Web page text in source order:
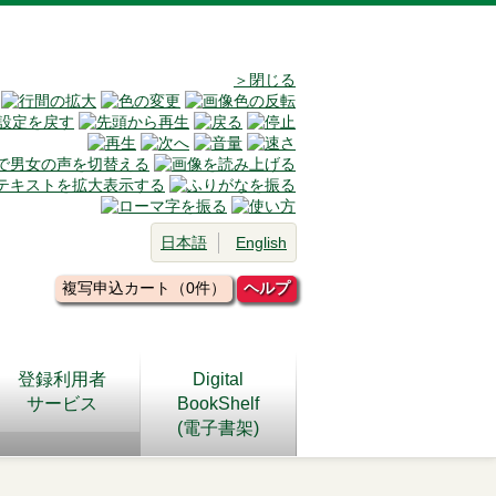
＞閉じる
日本語 English
複写申込カート（0件） ヘルプ
登録利用者
サービス
Digital
BookShelf
(電子書架)